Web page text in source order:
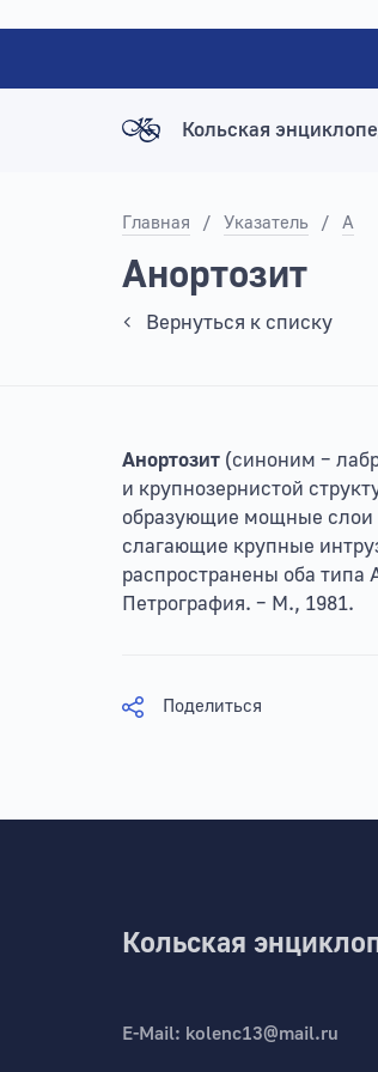
Кольская
Главная / Указатель / А
Анортозит
Вернуться к списку
Анортозит (cиноним –
и крупнозернистой
образующие мощные слои
слагающие крупные
распространены оба типа
Петрография. – М., 1981.
Поделиться
Кольская
E-Mail: kolenc13@mail.ru